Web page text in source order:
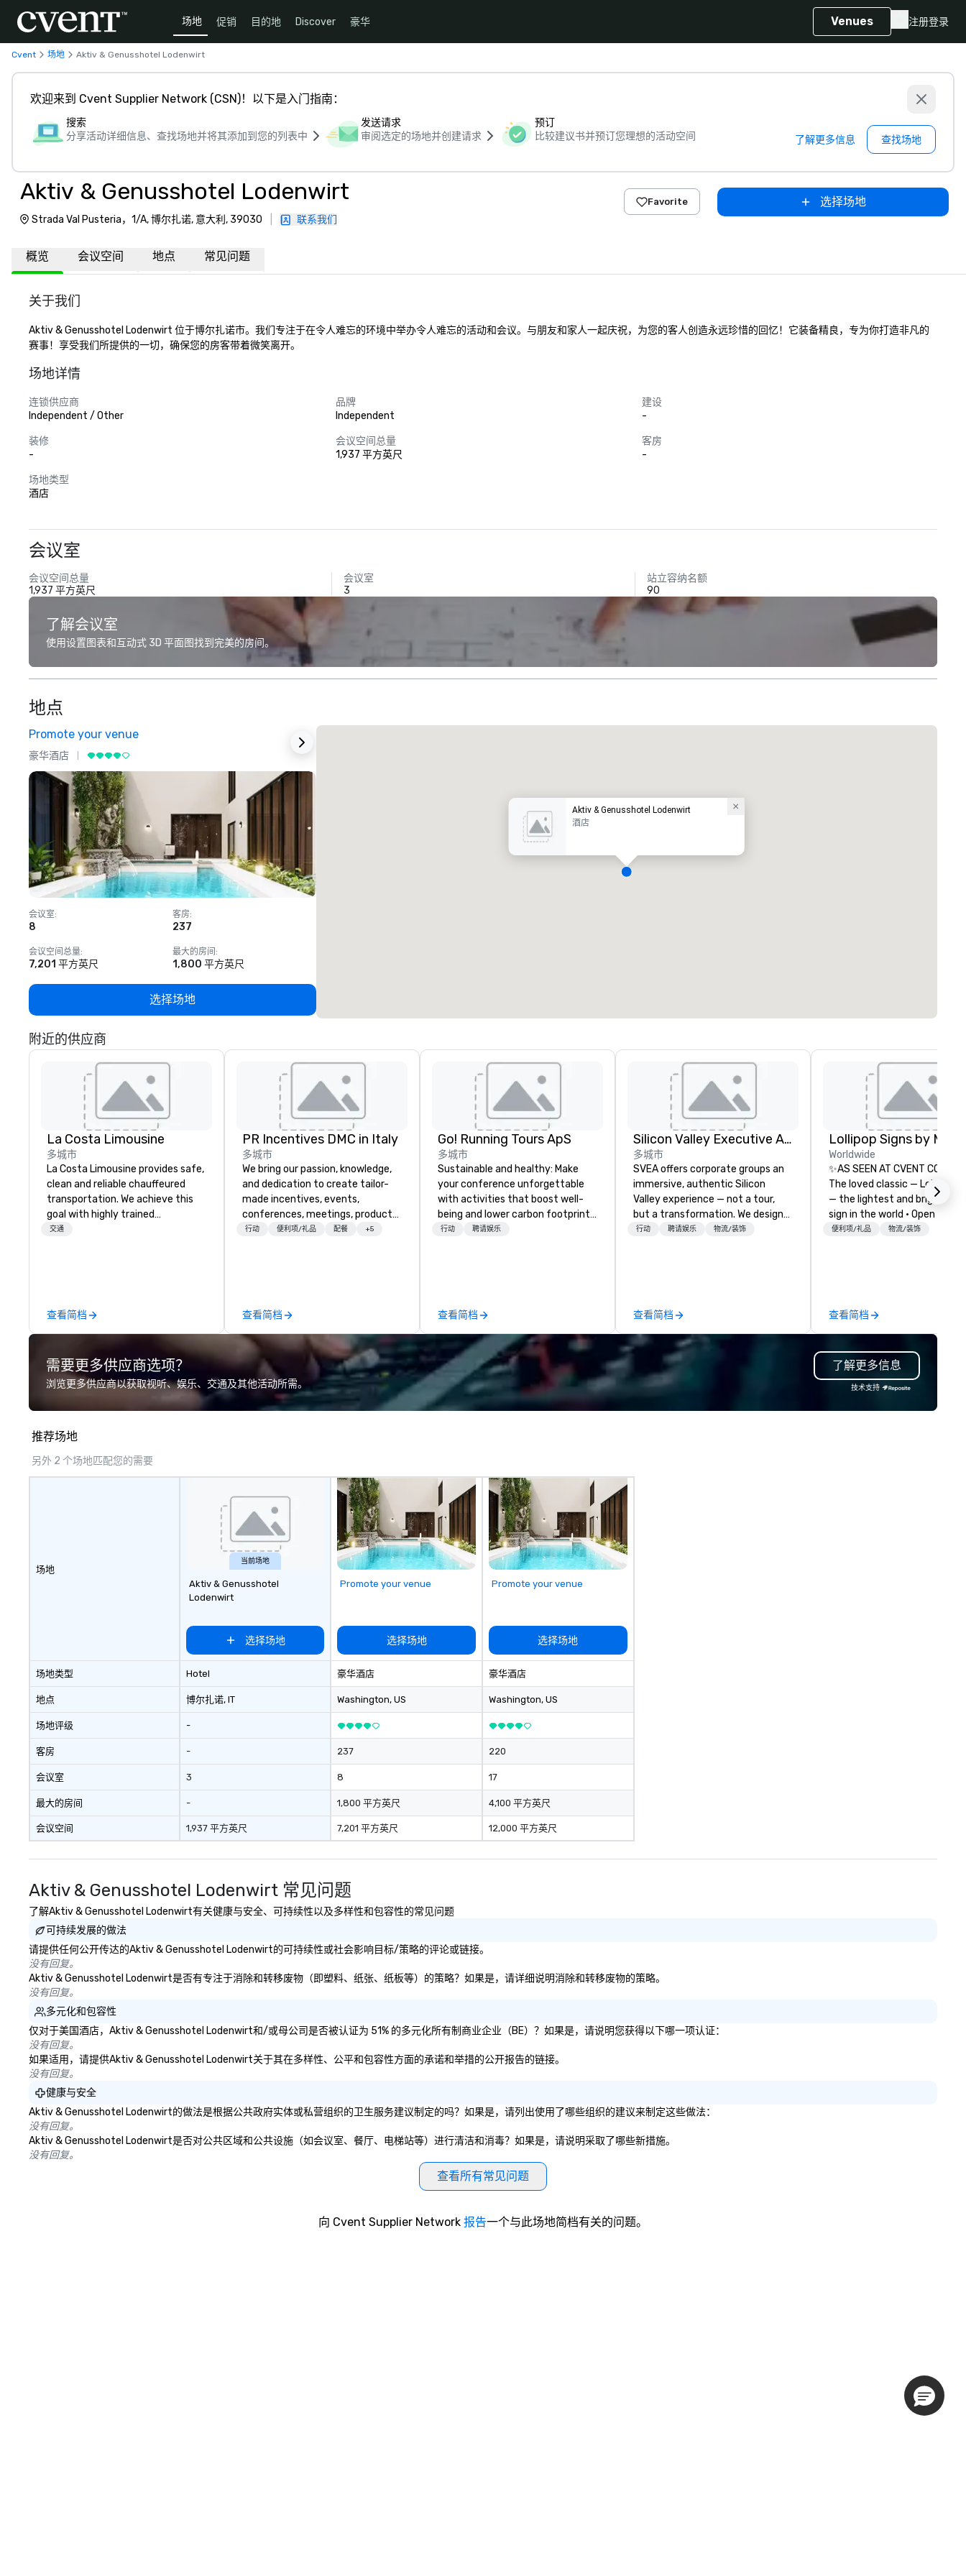
场地 促销 目的地 Discover 豪华 Venues 注册登录
Cvent 场地 Aktiv & Genusshotel Lodenwirt
欢迎来到 Cvent Supplier Network (CSN)！以下是入门指南：
搜索
分享活动详细信息、查找场地并将其添加到您的列表中
发送请求
审阅选定的场地并创建请求
预订
比较建议书并预订您理想的活动空间
了解更多信息 查找场地
Aktiv & Genusshotel Lodenwirt
Strada Val Pusteria，1/A, 博尔扎诺, 意大利, 39030 联系我们
Favorite 选择场地
概览 会议空间 地点 常见问题
关于我们
Aktiv & Genusshotel Lodenwirt 位于博尔扎诺市。我们专注于在令人难忘的环境中举办令人难忘的活动和会议。与朋友和家人一起庆祝，为您的客人创造永远珍惜的回忆！它装备精良，专为你打造非凡的
赛事！享受我们所提供的一切，确保您的房客带着微笑离开。
场地详情
连锁供应商
Independent / Other
品牌
Independent
建设
-
装修
-
会议空间总量
1,937 平方英尺
客房
-
场地类型
酒店
会议室
会议空间总量
1,937 平方英尺
会议室
3
站立容纳名额
90
了解会议室
使用设置图表和互动式 3D 平面图找到完美的房间。
地点
Promote your venue
豪华酒店
会议室:
8
客房:
237
会议空间总量:
7,201 平方英尺
最大的房间 :
1,800 平方英尺
选择场地
Aktiv & Genusshotel Lodenwirt
酒店
附近的供应商
La Costa Limousine
多城市
La Costa Limousine provides safe,
clean and reliable chauffeured
transportation. We achieve this
goal with highly trained
chauffeurs, the newest vehicles
perfectly maintained fleet of late
model luxury vehicles to the
professional team of chauffeurs
and support staff; you will know
Costa Limousine.
交通
查看简档
PR Incentives DMC in Italy
多城市
We bring our passion, knowledge,
and dedication to create tailor-
made incentives, events,
conferences, meetings, product
launches, and luxury travel
information or collaboration
opportunities.
行动 便利项/礼品 配餐 +5
查看简档
Go! Running Tours ApS
多城市
Sustainable and healthy: Make
your conference unforgettable
with activities that boost well-
being and lower carbon footprints.
Explore the world on the run with
行动 聘请娱乐
查看简档
Silicon Valley Executive Academy
多城市
SVEA offers corporate groups an
immersive, authentic Silicon
Valley experience — not a tour,
but a transformation. We design
and facilitate custom executive
delegations, incentive groups, and
corporate offsites. Whether your
group wants to think like a Silicon
Valley founder, explore the
mindsets driving the world's
walk away with a practical
行动 聘请娱乐 物流/装饰
查看简档
Worldwide
✨AS SEEN AT CVENT
The loved classic — Lollipop
— the lightest and brightest
sign in the world • Open
Dark Auditoriums • Brand
Connect with us today for
information, or send us your
and we will create an
presentation highlighting
brand.
便利项/礼品 物流/装饰
查看简档
需要更多供应商选项？
浏览更多供应商以获取视听、娱乐、交通及其他活动所需。
了解更多信息
技术支持
推荐场地
另外 2 个场地匹配您的需要
场地
场地类型
地点
场地评级
客房
会议室
最大的房间
会议空间
当前场地
Aktiv & Genusshotel
Lodenwirt
选择场地
Hotel
博尔扎诺, IT
-
-
3
-
1,937 平方英尺
Promote your venue
选择场地
豪华酒店
Washington, US
237
8
1,800 平方英尺
7,201 平方英尺
Promote your venue
选择场地
豪华酒店
Washington, US
220
17
4,100 平方英尺
12,000 平方英尺
Aktiv & Genusshotel Lodenwirt 常见问题
了解Aktiv & Genusshotel Lodenwirt有关健康与安全、可持续性以及多样性和包容性的常见问题
可持续发展的做法
请提供任何公开传达的Aktiv & Genusshotel Lodenwirt的可持续性或社会影响目标/策略的评论或链接。
没有回复。
Aktiv & Genusshotel Lodenwirt是否有专注于消除和转移废物（即塑料、纸张、纸板等）的策略？如果是，请详细说明消除和转移废物的策略。
没有回复。
多元化和包容性
仅对于美国酒店，Aktiv & Genusshotel Lodenwirt和/或母公司是否被认证为 51% 的多元化所有制商业企业（BE）？如果是，请说明您获得以下哪一项认证：
没有回复。
如果适用，请提供Aktiv & Genusshotel Lodenwirt关于其在多样性、公平和包容性方面的承诺和举措的公开报告的链接。
没有回复。
健康与安全
Aktiv & Genusshotel Lodenwirt的做法是根据公共政府实体或私营组织的卫生服务建议制定的吗？如果是，请列出使用了哪些组织的建议来制定这些做法：
没有回复。
Aktiv & Genusshotel Lodenwirt是否对公共区域和公共设施（如会议室、餐厅、电梯站等）进行清洁和消毒？如果是，请说明采取了哪些新措施。
没有回复。
查看所有常见问题
向 Cvent Supplier Network 报告一个与此场地简档有关的问题。